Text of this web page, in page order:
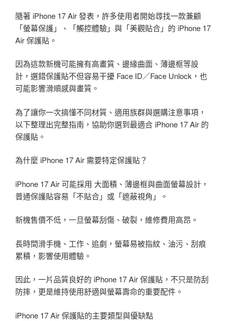
隨著 iPhone 17 Air 發表，許多使用者開始尋找一款兼顧
「螢幕保護」、「觸控體驗」與「美觀貼合」的 iPhone 17
Air 保護貼。
因為這款新機可能擁有高畫質、邊緣曲面、薄邊框等設
計，選錯保護貼不但容易干擾 Face ID／Face Unlock，也
可能影響滑順感與畫質。
為了讓你一次搞懂不同材質、適用族群與選購注意事項，
以下整理出完整指南，協助你選到最適合 iPhone 17 Air 的
保護貼。
為什麼 iPhone 17 Air 需要特定保護貼？
iPhone 17 Air 可能採用 大面積、薄邊框與曲面螢幕設計，
普通保護貼容易「不貼合」或「遮蔽視角」。
新機售價不低，一旦螢幕刮傷、破裂，維修費用高昂。
長時間滑手機、工作、追劇，螢幕易被指紋、油污、刮痕
累積，影響使用體驗。
因此，一片品質良好的 iPhone 17 Air 保護貼，不只是防刮
防摔，更是維持使用舒適與螢幕壽命的重要配件。
iPhone 17 Air 保護貼的主要類型與優缺點